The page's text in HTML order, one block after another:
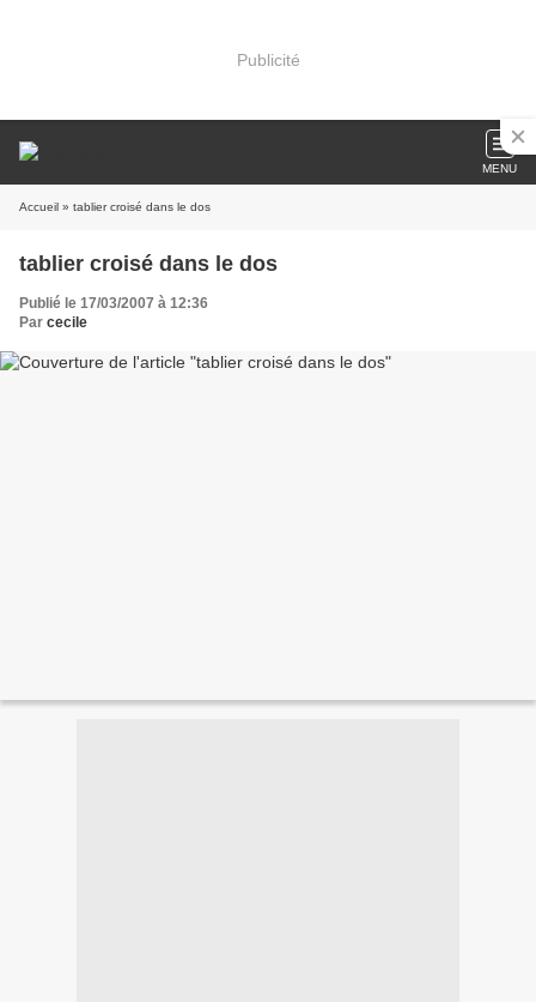
Publicité
MENU
Accueil » tablier croisé dans le dos
tablier croisé dans le dos
Publié le 17/03/2007 à 12:36
Par cecile